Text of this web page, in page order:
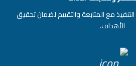
مع المتابعة والتقييم لضمان تحقيق
الأهداف.